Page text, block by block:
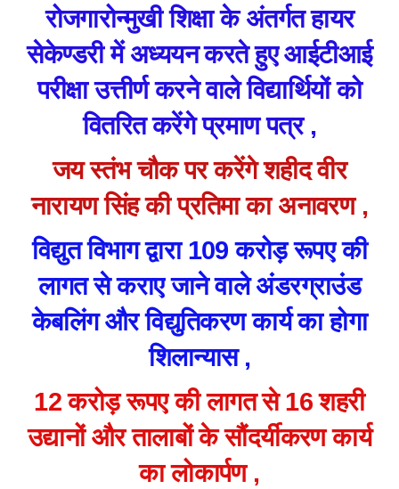
रोजगारोन्मुखी शिक्षा के अंतर्गत हायर
सेकेण्डरी में अध्ययन करते हुए आईटीआई
परीक्षा उत्तीर्ण करने वाले विद्यार्थियों को
वितरित करेंगे प्रमाण पत्र ,
जय स्तंभ चौक पर करेंगे शहीद वीर
नारायण सिंह की प्रतिमा का अनावरण ,
विद्युत विभाग द्वारा 109 करोड़ रूपए की
लागत से कराए जाने वाले अंडरग्राउंड
केबलिंग और विद्युतिकरण कार्य का होगा
शिलान्यास ,
12 करोड़ रूपए की लागत से 16 शहरी
उद्यानों और तालाबों के सौंदर्यीकरण कार्य
का लोकार्पण ,